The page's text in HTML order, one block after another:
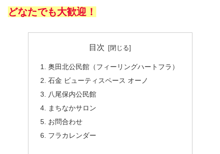
どなたでも大歓迎！
目次
奥田北公民館（フィーリングハートフラ）
石金 ビューティスペース オーノ
八尾保内公民館
まちなかサロン
お問合わせ
フラカレンダー